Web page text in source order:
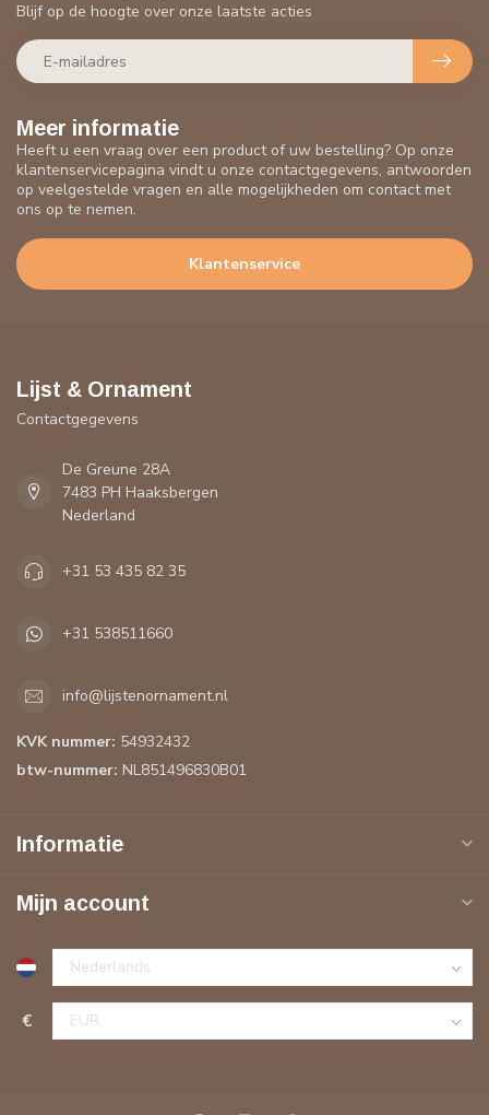
Meer informatie
Heeft u een vraag over een product of uw bestelling? Op onze
klantenservicepagina vindt u onze contactgegevens, antwoorden
op veelgestelde vragen en alle mogelijkheden om contact met
ons op te nemen.
Klantenservice
Blijf op de hoogte over onze laatste acties
Lijst & Ornament
Contactgegevens
De Greune 28A
7483 PH Haaksbergen
Nederland
+31 53 435 82 35
+31 538511660
info@lijstenornament.nl
KVK nummer: 54932432
btw-nummer: NL851496830B01
Informatie
Mijn account
€